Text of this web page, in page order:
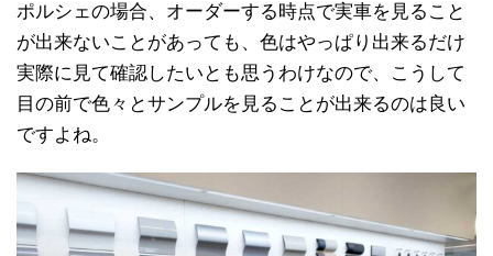
ポルシェの場合、オーダーする時点で実車を見ること
が出来ないことがあっても、色はやっぱり出来るだけ
実際に見て確認したいとも思うわけなので、こうして
目の前で色々とサンプルを見ることが出来るのは良い
ですよね。